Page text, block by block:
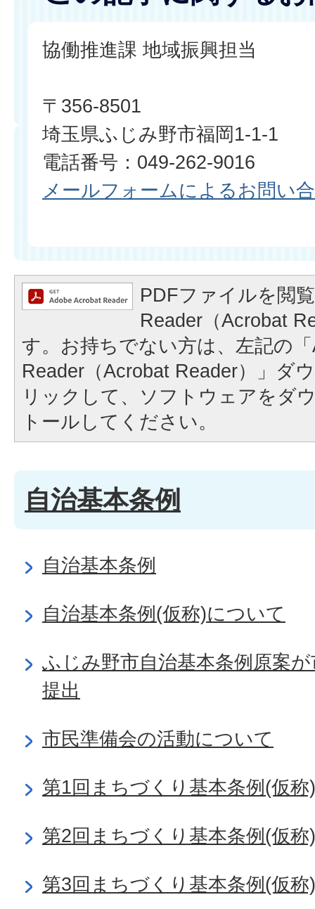
協働推進課 地域振興担当
〒356-8501
埼玉県ふじみ野市福岡1-1-1
電話番号：049-262-9016
メールフォームによるお問い
PDFファイルを閲
Reader（Acrobat
す。お持ちでない方は、左記の
Reader（Acrobat Reader）」ダ
リックして、ソフトウェアをダ
トールしてください。
自治基本条例
自治基本条例
自治基本条例(仮称)について
ふじみ野市自治基本条例原案
提出
市民準備会の活動について
第1回まちづくり基本条例(仮称
第2回まちづくり基本条例(仮称
第3回まちづくり基本条例(仮称